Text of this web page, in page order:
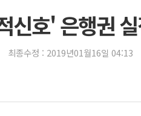
신호' 은행권
최종수정 : 2019년01월16일 04:13